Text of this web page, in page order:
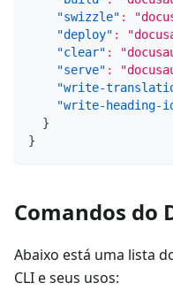
"swizzle" :
"deploy" :
"clear" :
"serve" :
"write-
"write-heading-
}
}
Comandos do
Abaixo está uma lista
CLI e seus usos: